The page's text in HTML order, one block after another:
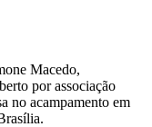
Macedo,
por associação
no acampamento em